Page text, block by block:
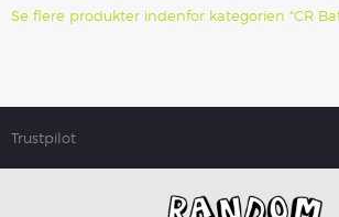
Se flere produkter indenfor kategorien "CR
Trustpilot